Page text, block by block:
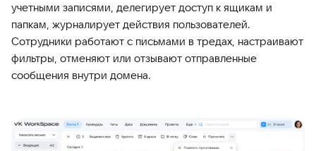
учетными записями, делегирует доступ к ящикам и
папкам, журналирует действия пользователей.
Сотрудники работают с письмами в тредах, настраивают
фильтры, отменяют или отзывают отправленные
сообщения внутри домена.